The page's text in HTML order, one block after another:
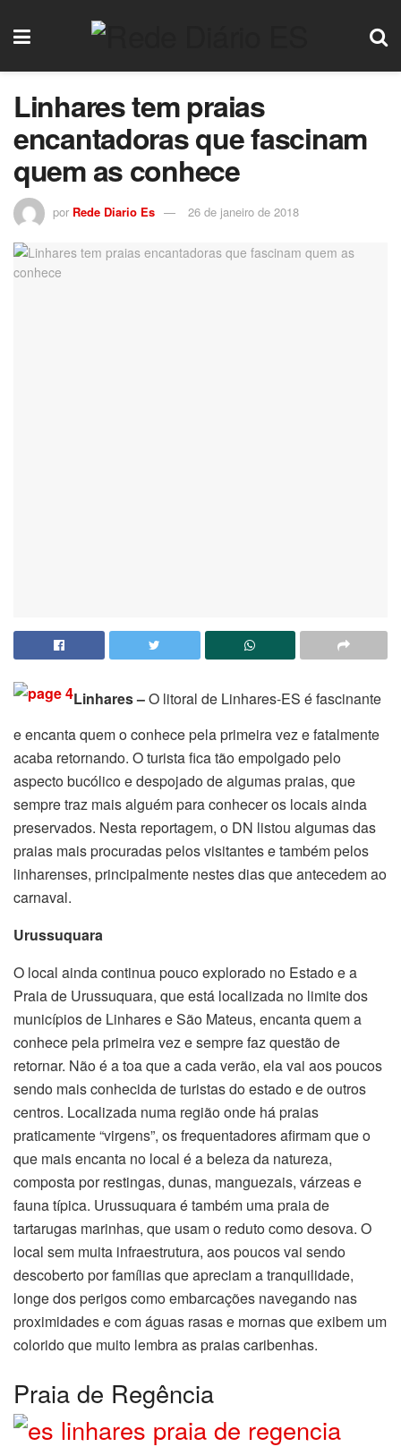
Linhares tem praias
encantadoras que fascinam
quem as conhece
por Rede Diario Es 26 de janeiro de 2018
Linhares –O litoral de Linhares-ES é fascinante
e encanta quem o conhece pela primeira vez e fatalmente
acaba retornando. O turista fica tão empolgado pelo
aspecto bucólico e despojado de algumas praias, que
sempre traz mais alguém para conhecer os locais ainda
preservados. Nesta reportagem, o DN listou algumas das
praias mais procuradas pelos visitantes e também pelos
linharenses, principalmente nestes dias que antecedem ao
carnaval.
Urussuquara
O local ainda continua pouco explorado no Estado e a
Praia de Urussuquara, que está localizada no limite dos
municípios de Linhares e São Mateus, encanta quem a
conhece pela primeira vez e sempre faz questão de
retornar. Não é a toa que a cada verão, ela vai aos poucos
sendo mais conhecida de turistas do estado e de outros
centros. Localizada numa região onde há praias
praticamente “virgens”, os frequentadores afirmam que o
que mais encanta no local é a beleza da natureza,
composta por restingas, dunas, manguezais, várzeas e
fauna típica. Urussuquara é também uma praia de
tartarugas marinhas, que usam o reduto como desova. O
local sem muita infraestrutura, aos poucos vai sendo
descoberto por famílias que apreciam a tranquilidade,
longe dos perigos como embarcações navegando nas
proximidades e com águas rasas e mornas que exibem um
colorido que muito lembra as praias caribenhas.
Praia de Regência